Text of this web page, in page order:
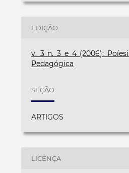
EDIÇÃO
v. 3 n. 3 e 4 (2006):
Pedagógica
SEÇÃO
ARTIGOS
LICENÇA